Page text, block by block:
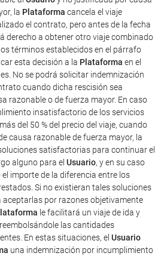
la Plataforma cancela el viaje
el contrato, pero antes de la fecha
derecho a obtener otro viaje combinado
términos establecidos en el párrafo
esta decisión a la Plataforma en el
No se podrá solicitar indemnización
cuando dicha rescisión sea
razonable o de fuerza mayor. En caso
insatisfactorio de los servicios
del 50 % del precio del viaje, cuando
causa razonable de fuerza mayor, la
satisfactorias para continuar el
alguno para el Usuario, y en su caso
importe de la diferencia entre los
Si no existieran tales soluciones
aceptarlas por razones objetivamente
le facilitará un viaje de ida y
las cantidades
En estas situaciones, el Usuario
una indemnización por incumplimiento